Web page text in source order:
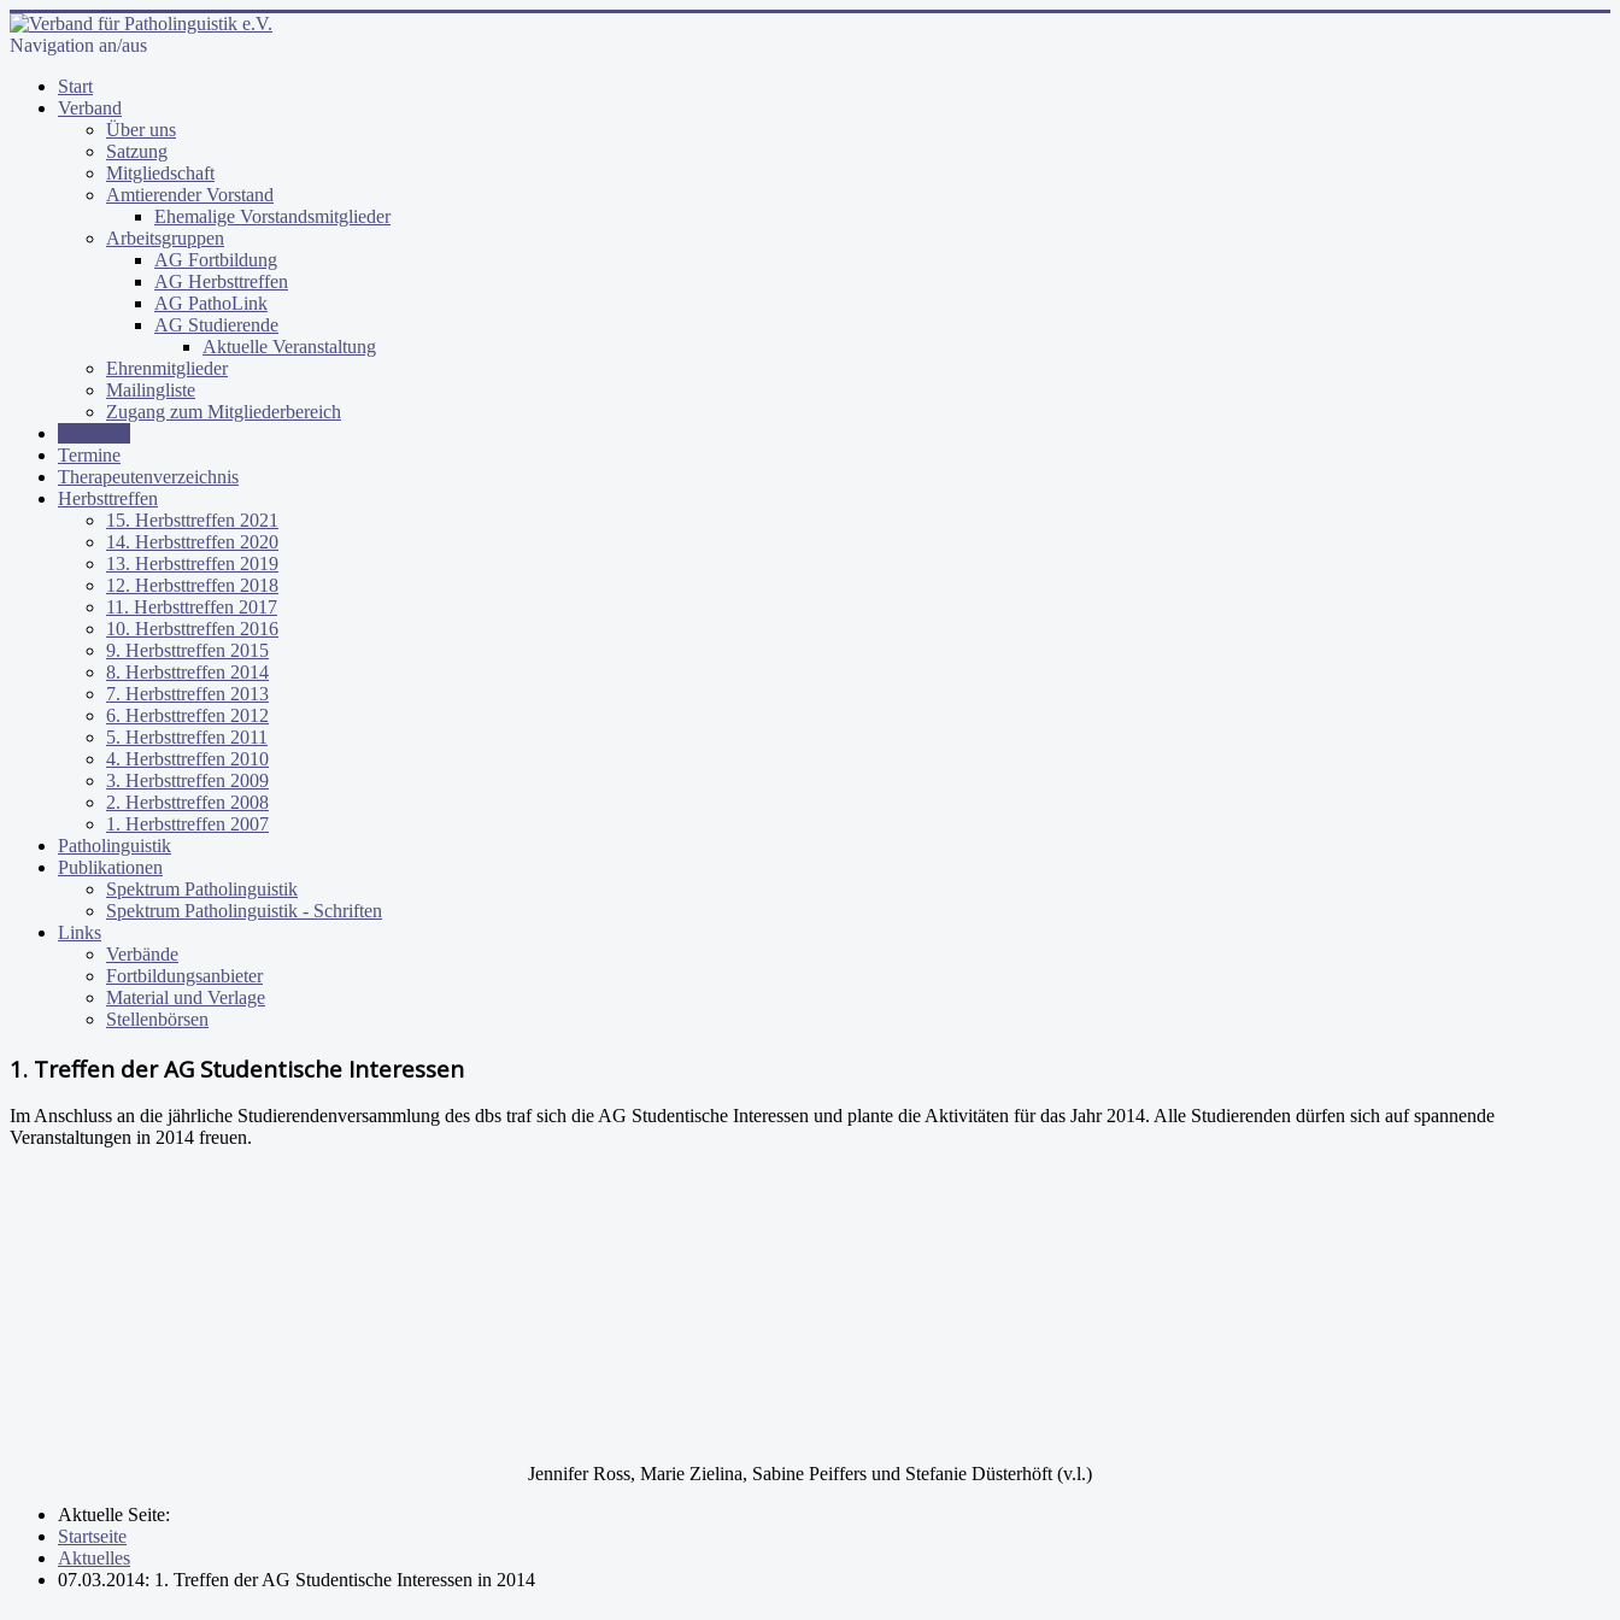
Navigation an/aus
Start
Verband
Über uns
Satzung
Mitgliedschaft
Amtierender Vorstand
Ehemalige Vorstandsmitglieder
Arbeitsgruppen
AG Fortbildung
AG Herbsttreffen
AG PathoLink
AG Studierende
Aktuelle Veranstaltung
Ehrenmitglieder
Mailingliste
Zugang zum Mitgliederbereich
Termine
Therapeutenverzeichnis
Herbsttreffen
15. Herbsttreffen 2021
14. Herbsttreffen 2020
13. Herbsttreffen 2019
12. Herbsttreffen 2018
11. Herbsttreffen 2017
10. Herbsttreffen 2016
9. Herbsttreffen 2015
8. Herbsttreffen 2014
7. Herbsttreffen 2013
6. Herbsttreffen 2012
5. Herbsttreffen 2011
4. Herbsttreffen 2010
3. Herbsttreffen 2009
2. Herbsttreffen 2008
1. Herbsttreffen 2007
Patholinguistik
Publikationen
Spektrum Patholinguistik
Spektrum Patholinguistik - Schriften
Links
Verbände
Fortbildungsanbieter
Material und Verlage
Stellenbörsen
1. Treffen der AG Studentische Interessen
Im Anschluss an die jährliche Studierendenversammlung des dbs traf sich die AG Studentische Interessen und plante die Aktivitäten für das Jahr 2014. Alle Studierenden dürfen sich auf spannende
Veranstaltungen in 2014 freuen.
Jennifer Ross, Marie Zielina, Sabine Peiffers und Stefanie Düsterhöft (v.l.)
Aktuelle Seite:
Startseite
Aktuelles
07.03.2014: 1. Treffen der AG Studentische Interessen in 2014